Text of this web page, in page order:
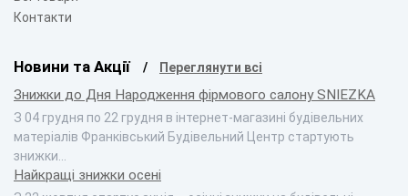
Контакти
Новини та Акції Переглянути всі
Знижки до Дня Народження фірмового салону SNIEZKA
З 04 грудня по 22 грудня в інтернет-магазині будівельних
матеріалів Франківський Будівельний Центр стартують
знижки…
Найкращі знижки осені